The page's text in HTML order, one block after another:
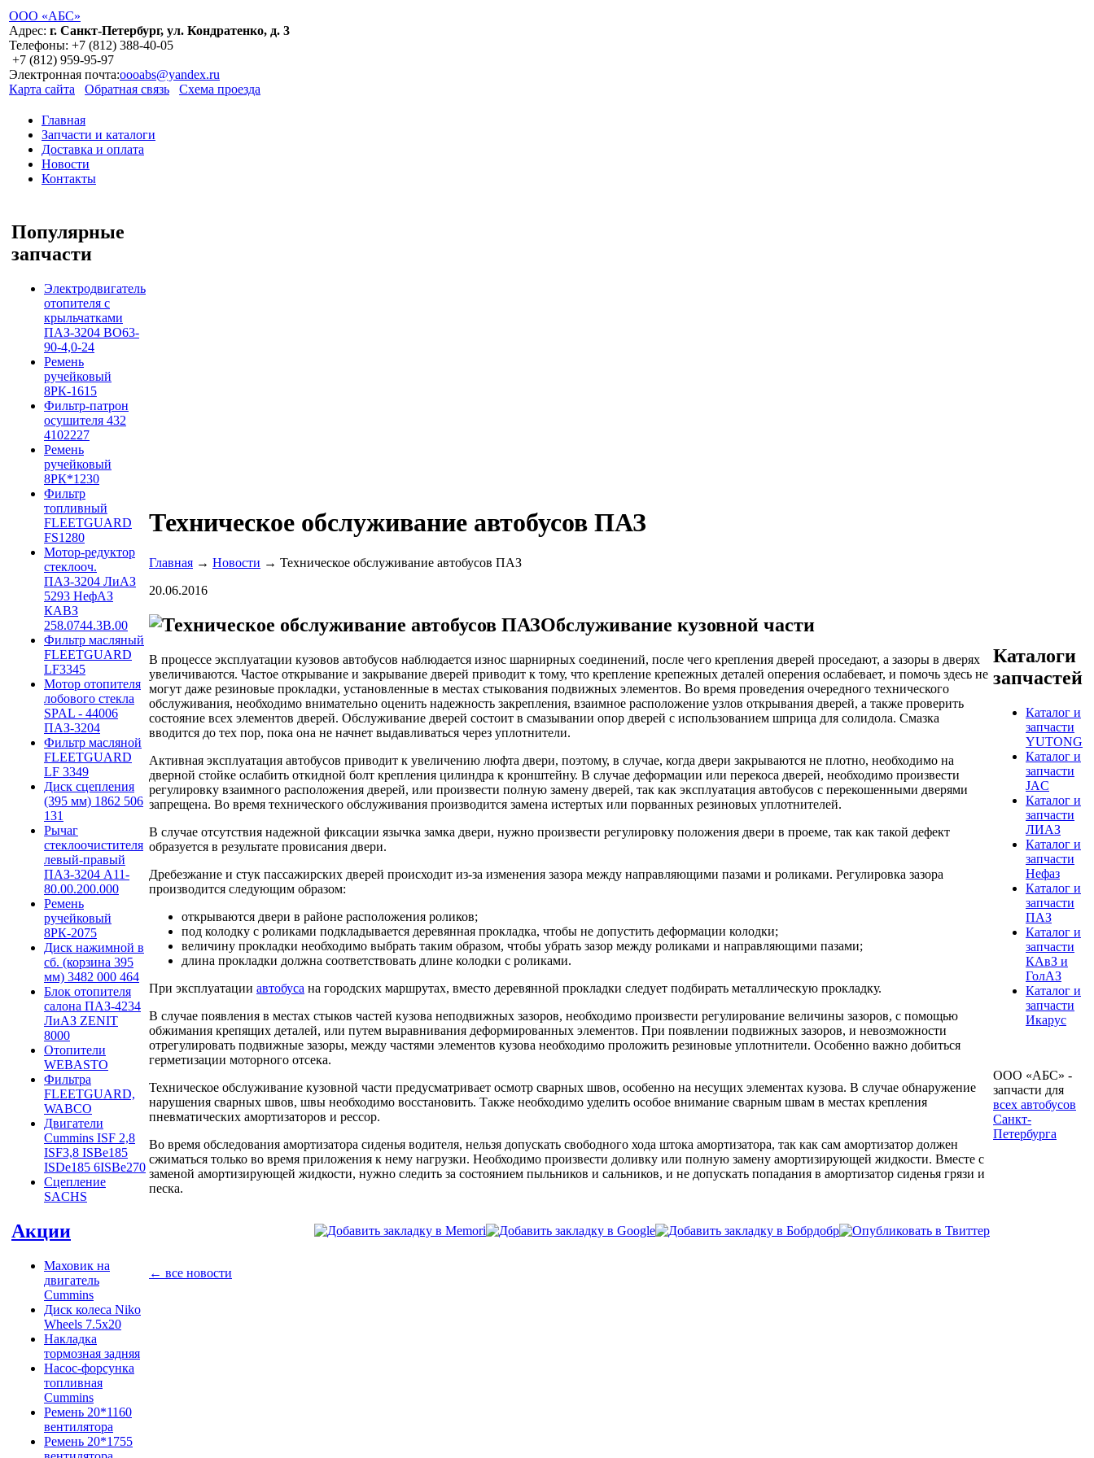
ООО «АБС»
Адрес: г. Санкт-Петербург, ул. Кондратенко, д. 3
Телефоны: +7 (812) 388-40-05
+7 (812) 959-95-97
Электронная почта:oooabs@yandex.ru
Карта сайта
Обратная связь Схема проезда
Главная
Запчасти и каталоги
Доставка и оплата
Новости
Контакты
Популярные
запчасти
Электродвигатель
отопителя с
крыльчатками
ПАЗ-3204 ВО63-
90-4,0-24
Ремень
ручейковый
8РК-1615
Фильтр-патрон
осушителя 432
4102227
Ремень
ручейковый
8РК*1230
Фильтр
топливный
FLEETGUARD
FS1280
Мотор-редуктор
стеклооч.
ПАЗ-3204 ЛиАЗ
5293 НефАЗ
КАВЗ
258.0744.3B.00
Фильтр масляный
FLEETGUARD
LF3345
Мотор отопителя
лобового стекла
SPAL - 44006
ПАЗ-3204
Фильтр масляной
FLEETGUARD
LF 3349
Диск сцепления
(395 мм) 1862 506
131
Рычаг
стеклоочистителя
левый-правый
ПАЗ-3204 А11-
80.00.200.000
Ремень
ручейковый
8РК-2075
Диск нажимной в
сб. (корзина 395
мм) 3482 000 464
Блок отопителя
салона ПАЗ-4234
ЛиАЗ ZENIT
8000
Отопители
WEBASTO
Фильтра
FLEETGUARD,
WABCO
Двигатели
Cummins ISF 2,8
ISF3,8 ISBe185
ISDe185 6ISBe270
Сцепление
SACHS
Акции
Маховик на
двигатель
Cummins
Диск колеса Niko
Wheels 7.5x20
Накладка
тормозная задняя
Насос-форсунка
топливная
Cummins
Ремень 20*1160
вентилятора
Ремень 20*1755
Техническое обслуживание автобусов ПАЗ
Главная → Новости → Техническое обслуживание автобусов ПАЗ
20.06.2016
Обслуживание кузовной части
В процессе эксплуатации кузовов автобусов наблюдается износ шарнирных соединений, после чего крепления дверей проседают, а зазоры в дверях
увеличиваются. Частое открывание и закрывание дверей приводит к тому, что крепление крепежных деталей оперения ослабевает, и помочь здесь не
могут даже резиновые прокладки, установленные в местах стыкования подвижных элементов. Во время проведения очередного технического
обслуживания, необходимо внимательно оценить надежность закрепления, взаимное расположение узлов открывания дверей, а также проверить
состояние всех элементов дверей. Обслуживание дверей состоит в смазывании опор дверей с использованием шприца для солидола. Смазка
вводится до тех пор, пока она не начнет выдавливаться через уплотнители.
Активная эксплуатация автобусов приводит к увеличению люфта двери, поэтому, в случае, когда двери закрываются не плотно, необходимо на
дверной стойке ослабить откидной болт крепления цилиндра к кронштейну. В случае деформации или перекоса дверей, необходимо произвести
регулировку взаимного расположения дверей, или произвести полную замену дверей, так как эксплуатация автобусов с перекошенными дверями
запрещена. Во время технического обслуживания производится замена истертых или порванных резиновых уплотнителей.
В случае отсутствия надежной фиксации язычка замка двери, нужно произвести регулировку положения двери в проеме, так как такой дефект
образуется в результате провисания двери.
Дребезжание и стук пассажирских дверей происходит из-за изменения зазора между направляющими пазами и роликами. Регулировка зазора
производится следующим образом:
открываются двери в районе расположения роликов;
под колодку с роликами подкладывается деревянная прокладка, чтобы не допустить деформации колодки;
величину прокладки необходимо выбрать таким образом, чтобы убрать зазор между роликами и направляющими пазами;
длина прокладки должна соответствовать длине колодки с роликами.
При эксплуатации автобуса на городских маршрутах, вместо деревянной прокладки следует подбирать металлическую прокладку.
В случае появления в местах стыков частей кузова неподвижных зазоров, необходимо произвести регулирование величины зазоров, с помощью
обжимания крепящих деталей, или путем выравнивания деформированных элементов. При появлении подвижных зазоров, и невозможности
отрегулировать подвижные зазоры, между частями элементов кузова необходимо проложить резиновые уплотнители. Особенно важно добиться
герметизации моторного отсека.
Техническое обслуживание кузовной части предусматривает осмотр сварных швов, особенно на несущих элементах кузова. В случае обнаружение
нарушения сварных швов, швы необходимо восстановить. Также необходимо уделить особое внимание сварным швам в местах крепления
пневматических амортизаторов и рессор.
Во время обследования амортизатора сиденья водителя, нельзя допускать свободного хода штока амортизатора, так как сам амортизатор должен
сжиматься только во время приложения к нему нагрузки. Необходимо произвести доливку или полную замену амортизирующей жидкости. Вместе с
заменой амортизирующей жидкости, нужно следить за состоянием пыльников и сальников, и не допускать попадания в амортизатор сиденья грязи и
песка.
← все новости
Каталоги
запчастей
Каталог и
запчасти
YUTONG
Каталог и
запчасти
JAC
Каталог и
запчасти
ЛИАЗ
Каталог и
запчасти
Нефаз
Каталог и
запчасти
ПАЗ
Каталог и
запчасти
КАвЗ и
ГолАЗ
Каталог и
запчасти
Икарус
ООО «АБС» -
запчасти для
всех автобусов
Санкт-
Петербурга